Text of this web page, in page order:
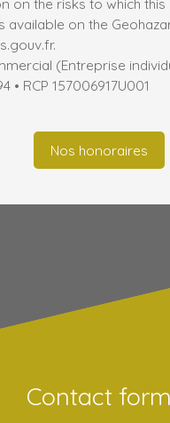
on the risks to which
available on the
(Entreprise
• RCP 157006917U001
Nos honoraires
Contact form